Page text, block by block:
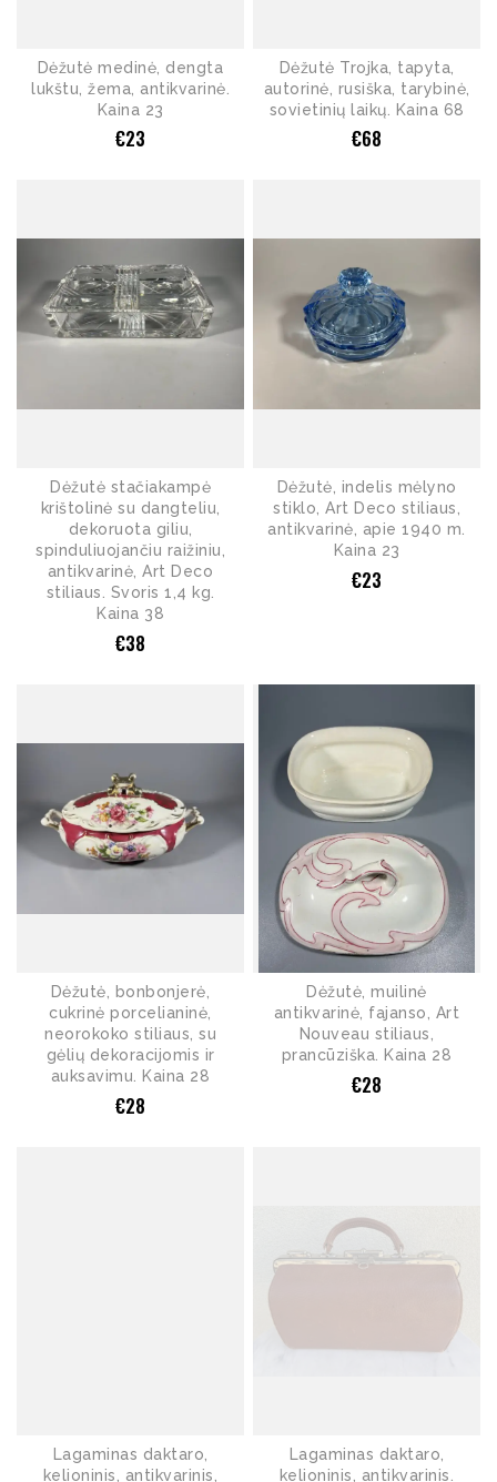
Dėžutė medinė, dengta
lukštu, žema, antikvarinė.
Kaina 23
€23
Dėžutė Trojka, tapyta,
autorinė, rusiška, tarybinė,
sovietinių laikų. Kaina 68
€68
Dėžutė stačiakampė
krištolinė su dangteliu,
dekoruota giliu,
spinduliuojančiu raižiniu,
antikvarinė, Art Deco
stiliaus. Svoris 1,4 kg.
Kaina 38
€38
Dėžutė, indelis mėlyno
stiklo, Art Deco stiliaus,
antikvarinė, apie 1940 m.
Kaina 23
€23
Dėžutė, bonbonjerė,
cukrinė porcelianinė,
neorokoko stiliaus, su
gėlių dekoracijomis ir
auksavimu. Kaina 28
€28
Dėžutė, muilinė
antikvarinė, fajanso, Art
Nouveau stiliaus,
prancūziška. Kaina 28
€28
Lagaminas daktaro,
kelioninis, antikvarinis,
Lagaminas daktaro,
kelioninis, antikvarinis.